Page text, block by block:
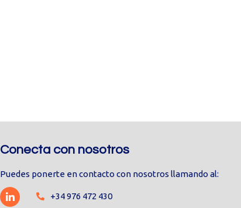
Conecta con nosotros
Puedes ponerte en contacto con nosotros llamando al:
+34 976 472 430